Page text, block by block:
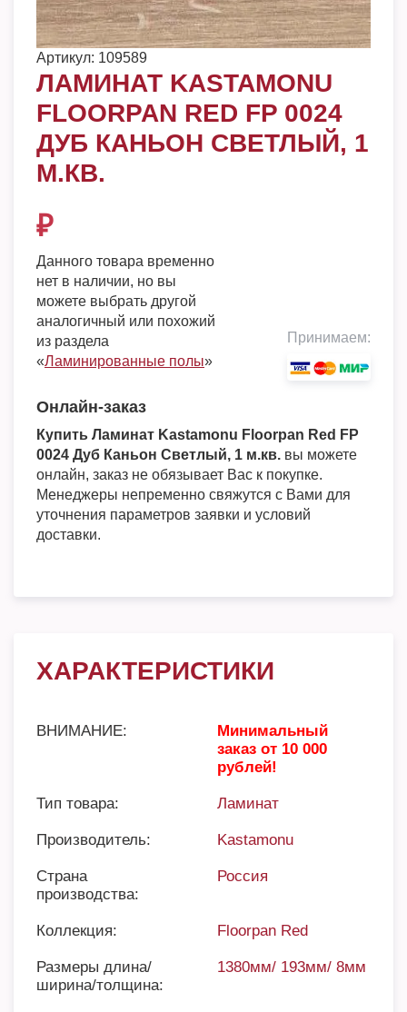
Артикул: 109589
ЛАМИНАТ KASTAMONU
FLOORPAN RED FP 0024
ДУБ КАНЬОН СВЕТЛЫЙ, 1
М.КВ.
₽
Данного товара временно
нет в наличии, но вы
можете выбрать другой
аналогичный или похожий
из раздела
«Ламинированные полы»
Принимаем:
Онлайн-заказ
Купить Ламинат Kastamonu Floorpan Red FP
0024 Дуб Каньон Светлый, 1 м.кв. вы можете
онлайн, заказ не обязывает Вас к покупке.
Менеджеры непременно свяжутся с Вами для
уточнения параметров заявки и условий
доставки.
ХАРАКТЕРИСТИКИ
ВНИМАНИЕ:
Минимальный
заказ от 10 000
рублей!
Тип товара: Ламинат
Производитель: Kastamonu
Страна
производства:
Россия
Коллекция: Floorpan Red
Размеры длина/
ширина/толщина:
1380мм/ 193мм/ 8мм